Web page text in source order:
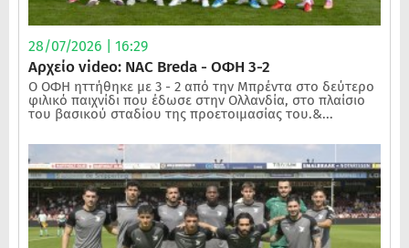
28/07/2026 | 16:29
Αρχείο video: NAC Breda - ΟΦΗ 3-2
Ο ΟΦΗ ηττήθηκε με 3 - 2 από την Μπρέντα στο δεύτερο
φιλικό παιχνίδι που έδωσε στην Ολλανδία, στο πλαίσιο
του βασικού σταδίου της προετοιμασίας του.&...